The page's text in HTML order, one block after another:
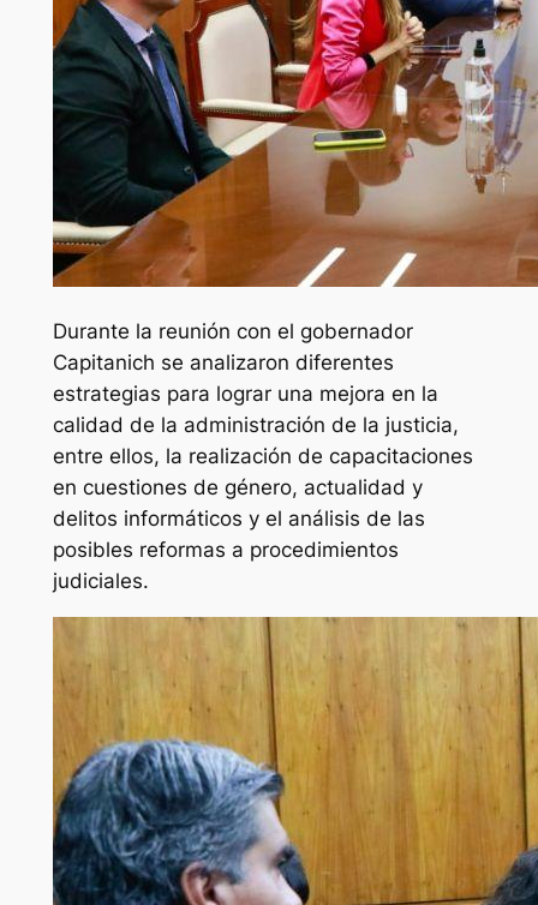
Durante la reunión con el gobernador
Capitanich se analizaron diferentes
estrategias para lograr una mejora en la
calidad de la administración de la justicia,
entre ellos, la realización de capacitaciones
en cuestiones de género, actualidad y
delitos informáticos y el análisis de las
posibles reformas a procedimientos
judiciales.